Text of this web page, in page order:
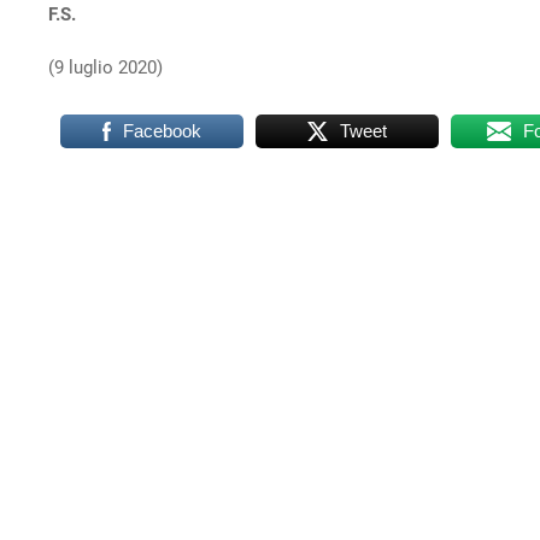
F.S.
(9 luglio 2020)
Facebook Tweet